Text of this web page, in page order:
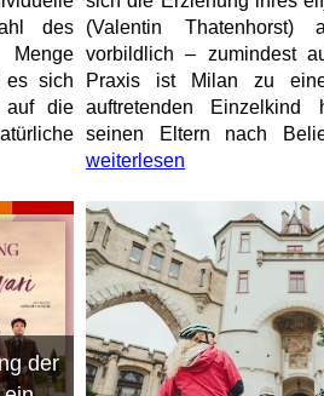
des
es sich
auf die
(Valentin
vorbildlich – zumindest
Praxis ist Milan zu
auftretenden Einzelkind
seinen Eltern nach
weiterlesen
der